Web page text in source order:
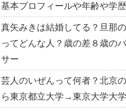
基本プロフィールや年齢や学
真矢みきは結婚してる？旦那
ってどんな人？歳の差８歳の
サー
芸人のいぜんって何者？北京
ら東京都立大学→東京大学大学